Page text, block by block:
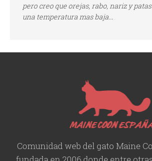
pero creo que orejas, rabo, nariz y
una temperatura mas baja...
Comunidad web del gato Maine